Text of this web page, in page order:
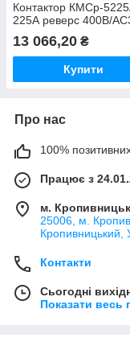
Контактор КМСр-
225А реверс 400В/
13 066,20 ₴
Купити
Про нас
100% позитивних
Працює з
м.
25006, м.
Кропивницький,
Контакти
Сьогодні
Показати весь